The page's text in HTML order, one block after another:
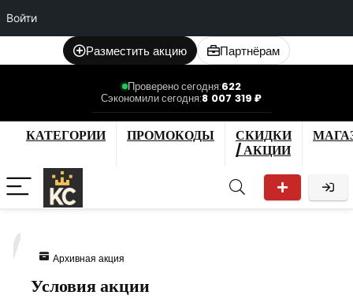
Войти
Разместить акцию Партнёрам
Проверено сегодня:622
Сэкономили сегодня:8 007 319 ₽
КАТЕГОРИИ ПРОМОКОДЫ
СКИДКИ
/ АКЦИИ
Архивная акция
Условия акции